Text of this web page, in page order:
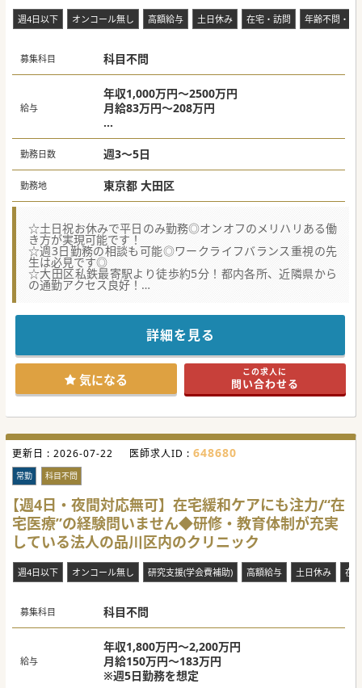
■2階50床が回復期リハビリテーション病棟です。こちらの
入院患者さんをスタッフと共に診て社会、在宅復帰を支援し
外科医1名のドクターが病棟を担当しており、その増員募集
です。
学びたい、やっていきたい”、という志を大切に致します。
週4日以下 オンコール無し 高額給与 土日休み 在宅・訪問 年齢不問・ベ
募集科目 科目不問
給与
年収1,000万円～2500万円
月給83万円～208万円
週3日 1,000万円～
週4日 1,600万円～2,000万円
週5日 2,000万円～2,500万円
※勤務日数・ご経験により変動がございます
勤務日数 週3～5日
勤務地 東京都 大田区
☆土日祝お休みで平日のみ勤務◎オンオフのメリハリある働
き方が実現可能です！
☆週3日勤務の相談も可能◎ワークライフバランス重視の先
生は必見です◎
☆大田区私鉄最寄駅より徒歩約5分！都内各所、近隣県から
の通勤アクセス良好！
地域の介護サービスや近隣病院と連携して、患者様が安心し
医療提供を行っています。
患者様数は130名ほどと、好調に増患しているため体制強化
での募集です。
土日祝はお休みとなりますので、QOL向上を目指す方にもオ
ススメです◎
詳細を見る
気になる この求人に
問い合わせる
更新日 : 2026-07-22 医師求人ID : 648680
常勤 科目不問
【週4日・夜間対応無可】在宅緩和ケアにも注力/“在
宅医療”の経験問いません◆研修・教育体制が充実
している法人の品川区内のクリニック
週4日以下 オンコール無し 研究支援(学会費補助) 高額給与 土日休み 在
募集科目 科目不問
給与
年収1,800万円～2,200万円
月給150万円～183万円
※週5日勤務を想定